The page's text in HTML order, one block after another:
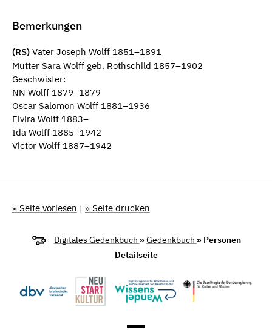
Bemerkungen
(RS) Vater Joseph Wolff 1851–1891
Mutter Sara Wolff geb. Rothschild 1857–1902
Geschwister:
NN Wolff 1879–1879
Oscar Salomon Wolff 1881–1936
Elvira Wolff 1883–
Ida Wolff 1885–1942
Victor Wolff 1887–1942
» Seite vorlesen | » Seite drucken
Digitales Gedenkbuch »Gedenkbuch » Personen
Detailseite